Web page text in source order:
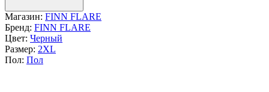
Магазин: FINN FLARE
Бренд: FINN FLARE
Цвет: Черный
Размер: 2XL
Пол: Пол